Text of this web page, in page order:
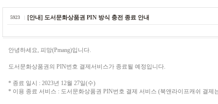
5923 [안내] 도서문화상품권 PIN 방식 충전 종료 안내
안녕하세요, 피망(Pmang)입니다.
도서문화상품권의 PIN번호 결제서비스가 종료될 예정입니다.
* 종료 일시 : 2023년 12월 27일(수)
* 이용 종료 서비스 : 도서문화상품권 PIN번호 결제 서비스 (북앤라이프캐쉬 결제